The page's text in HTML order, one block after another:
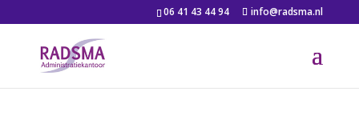
06 41 43 44 94 info@radsma.nl